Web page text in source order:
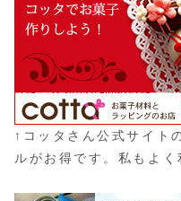
↑コッタさん公式サイト
ルがお得です。私もよく